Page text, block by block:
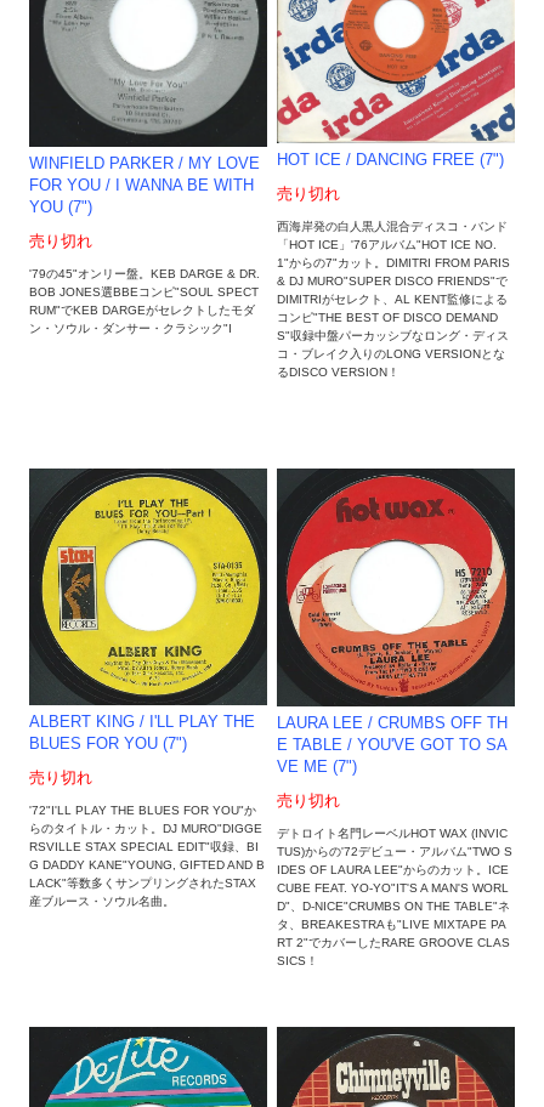
WINFIELD PARKER / MY LOVE
FOR YOU / I WANNA BE WITH
YOU (7")
売り切れ
'79の45"オンリー盤。KEB DARGE & DR.
BOB JONES選BBEコンピ"SOUL SPECT
RUM"でKEB DARGEがセレクトしたモダ
ン・ソウル・ダンサー・クラシック"I
HOT ICE / DANCING FREE (7")
売り切れ
西海岸発の白人黒人混合ディスコ・バンド
「HOT ICE」'76アルバム"HOT ICE NO.
1"からの7"カット。DIMITRI FROM PARIS
& DJ MURO"SUPER DISCO FRIENDS"で
DIMITRIがセレクト、AL KENT監修による
コンピ"THE BEST OF DISCO DEMAND
S"収録中盤パーカッシブなロング・ディス
コ・ブレイク入りのLONG VERSIONとな
るDISCO VERSION！
ALBERT KING / I'LL PLAY THE
BLUES FOR YOU (7")
売り切れ
'72"I'LL PLAY THE BLUES FOR YOU"か
らのタイトル・カット。DJ MURO"DIGGE
RSVILLE STAX SPECIAL EDIT"収録、BI
G DADDY KANE"YOUNG, GIFTED AND B
LACK"等数多くサンプリングされたSTAX
産ブルース・ソウル名曲。
LAURA LEE / CRUMBS OFF TH
E TABLE / YOU'VE GOT TO SA
VE ME (7")
売り切れ
デトロイト名門レーベルHOT WAX (INVIC
TUS)からの'72デビュー・アルバム"TWO S
IDES OF LAURA LEE"からのカット。ICE
CUBE FEAT. YO-YO"IT'S A MAN'S WORL
D"、D-NICE"CRUMBS ON THE TABLE"ネ
タ、BREAKESTRAも"LIVE MIXTAPE PA
RT 2"でカバーしたRARE GROOVE CLAS
SICS！